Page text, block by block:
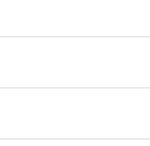
ットを作成したい
スクトップに作成したい
れば良いですか？また、料金は
順を知りたい
が完了していないため～」のエ
ベース）